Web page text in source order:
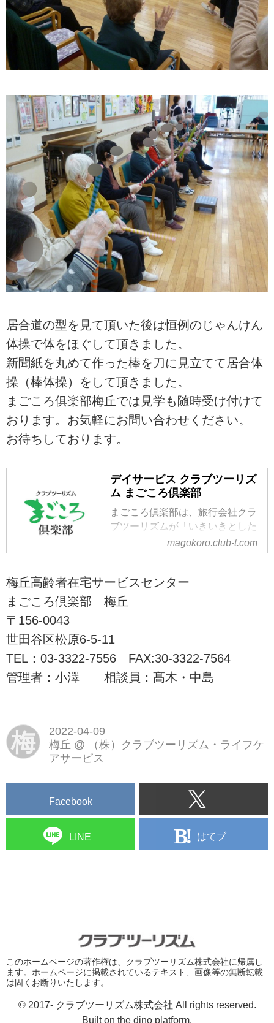
居合道の型を見て頂いた後は恒例のじゃんけん
体操で体をほぐして頂きました。
新聞紙を丸めて作った棒を刀に見立てて居合体
操（棒体操）をして頂きました。
まごころ俱楽部梅丘では見学も随時受け付けて
おります。お気軽にお問い合わせください。
お待ちしております。
デイサービス クラブツーリズ
ム まごころ倶楽部
まごころ倶楽部は、旅行会社クラ
ブツーリズムが「いきいきとした
高齢者文化の創造」の実践とし
て、夢や生きがいをあきらめて欲
いる介護施設です。株式会社クラ
ブツーリズム・ライフケアサービ
スが東京都内8カ所でデイサービ
を展開しています。
magokoro.club-t.com
梅丘高齢者在宅サービスセンター
まごころ倶楽部 梅丘
〒156-0043
世田谷区松原6-5-11
TEL：03-3322-7556 FAX:30-3322-7564
管理者：小澤 相談員：髙木・中島
梅
2022-04-09
梅丘 @
（株）クラブツーリズム・ライフケ
アサービス
Facebook
LINE はてブ
このホームページの著作権は、クラブツーリズム株式会社に帰属し
ます。ホームページに掲載されているテキスト、画像等の無断転載
は固くお断りいたします。
© 2017- クラブツーリズム株式会社 All rights reserved.
Built on the dino platform.